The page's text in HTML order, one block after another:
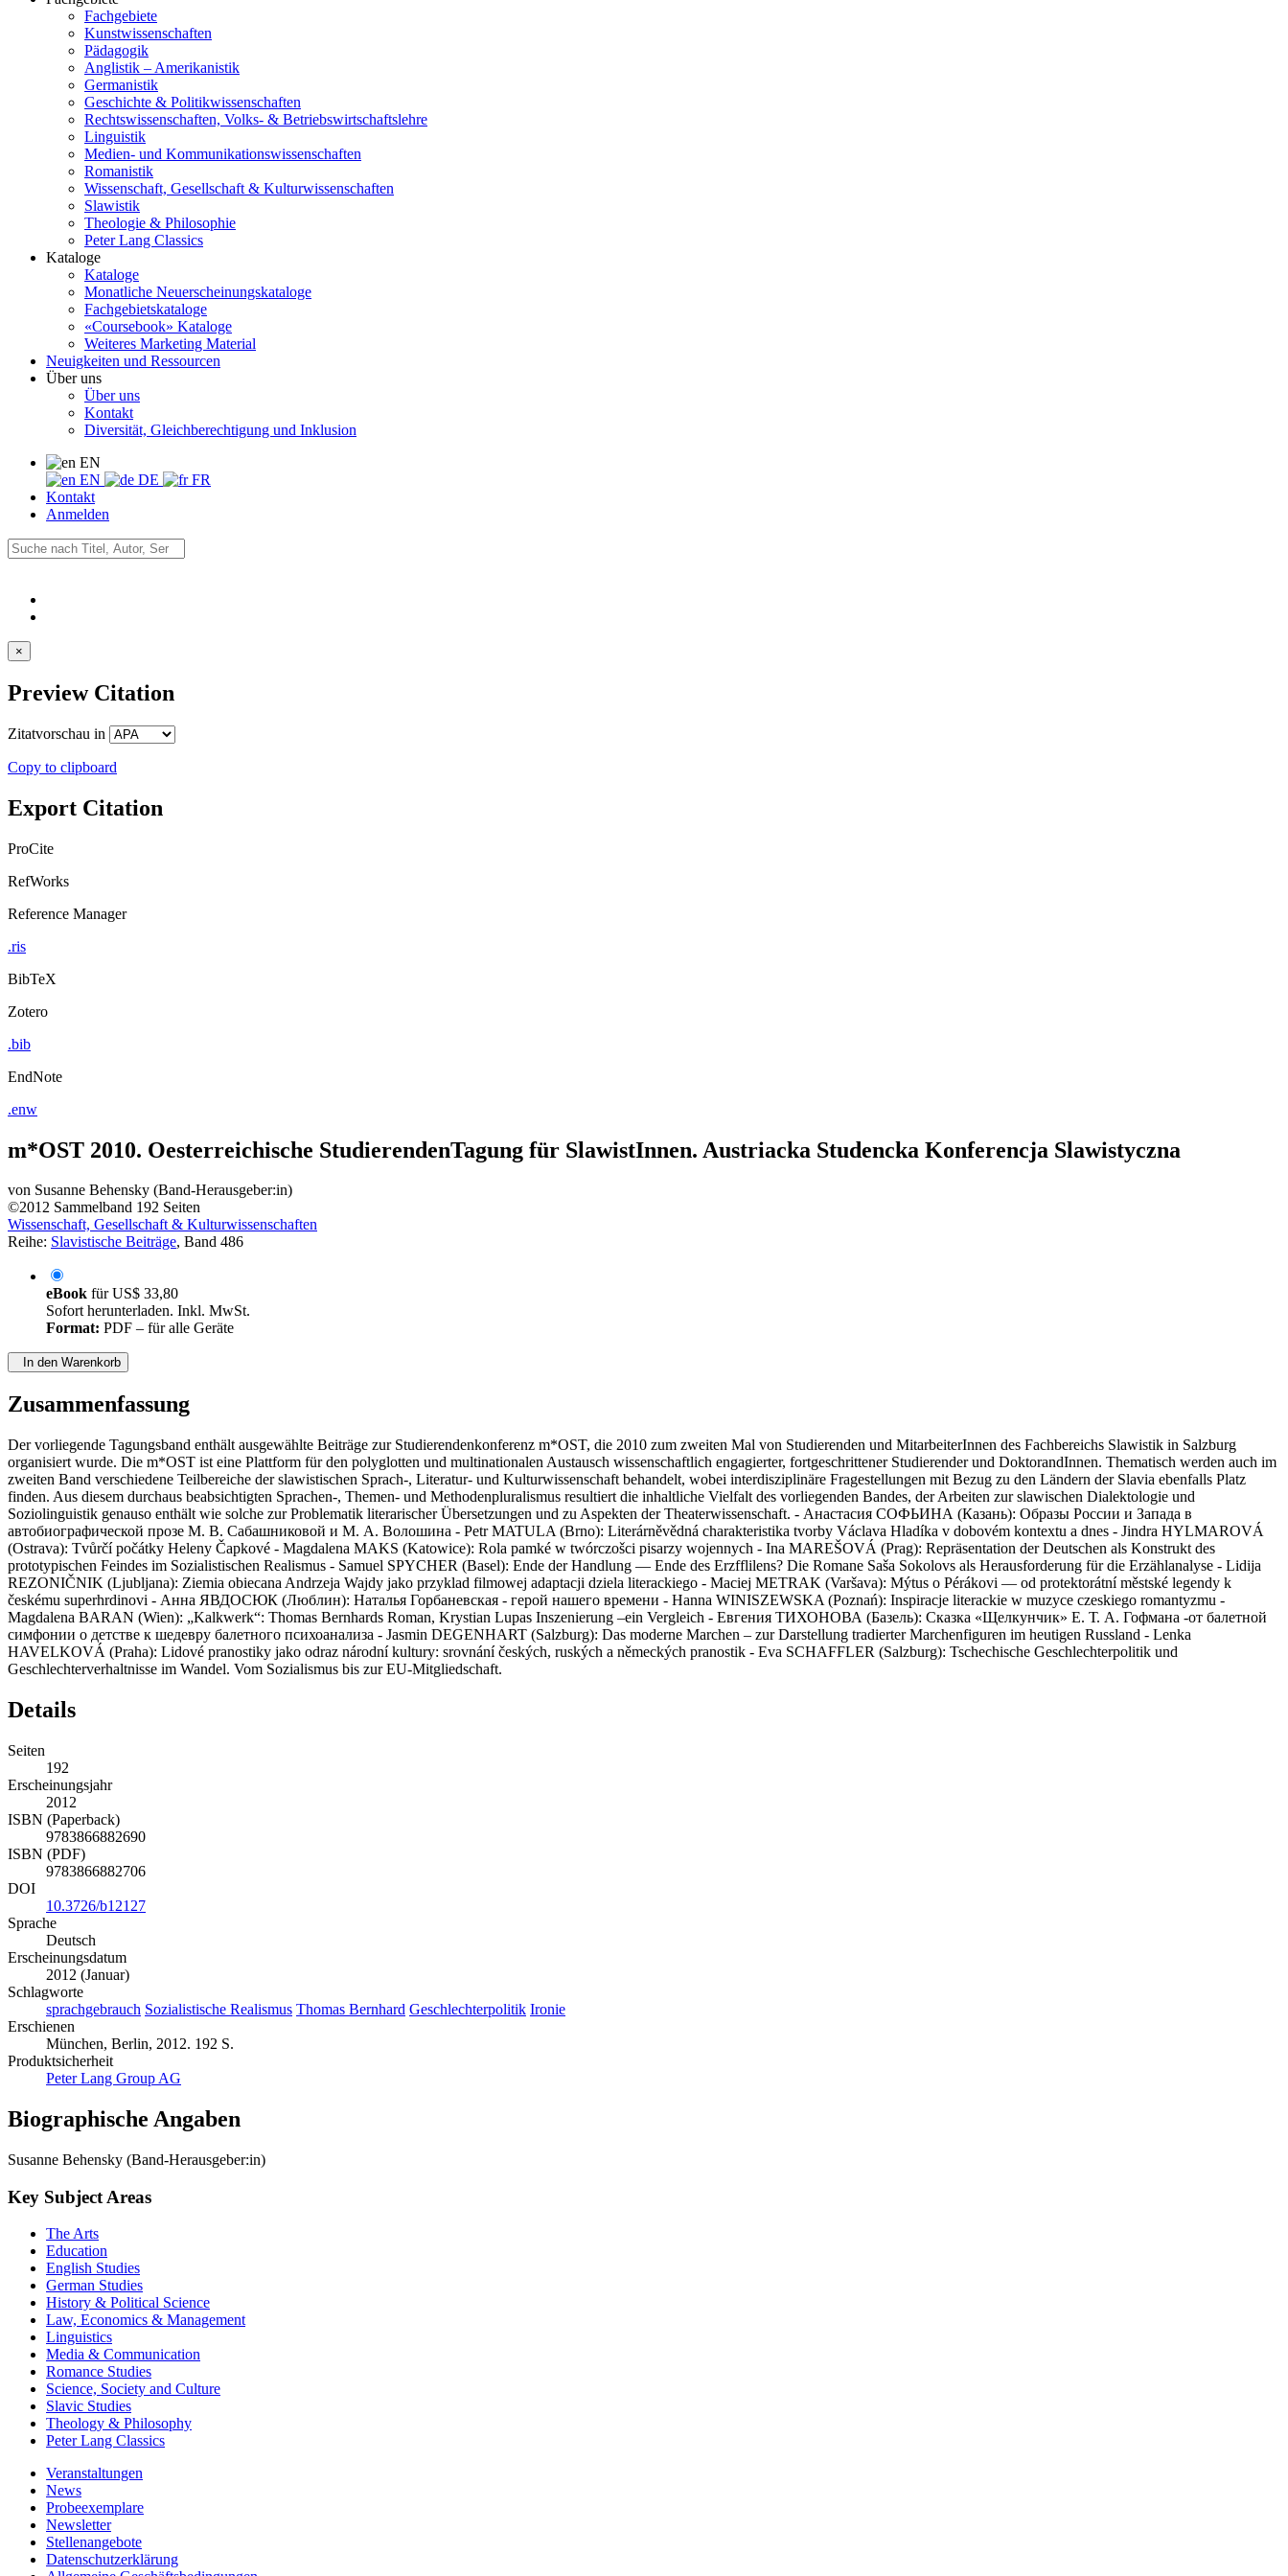
Fachgebiete
Kunstwissenschaften
Pädagogik
Anglistik – Amerikanistik
Germanistik
Geschichte & Politikwissenschaften
Rechtswissenschaften, Volks- & Betriebswirtschaftslehre
Linguistik
Medien- und Kommunikationswissenschaften
Romanistik
Wissenschaft, Gesellschaft & Kulturwissenschaften
Slawistik
Theologie & Philosophie
Peter Lang Classics
Kataloge
Kataloge
Monatliche Neuerscheinungskataloge
Fachgebietskataloge
«Coursebook» Kataloge
Weiteres Marketing Material
Neuigkeiten und Ressourcen
Über uns
Über uns
Kontakt
Diversität, Gleichberechtigung und Inklusion
EN
EN
DE
FR
Kontakt
Anmelden
×
Preview Citation
Zitatvorschau in
Copy to clipboard
Export Citation
ProCite
RefWorks
Reference Manager
.ris
BibTeX
Zotero
.bib
EndNote
.enw
m*OST 2010. Oesterreichische StudierendenTagung für SlawistInnen. Austriacka Studencka Konferencja Slawistyczna
von Susanne Behensky (Band-Herausgeber:in)
©2012 Sammelband 192 Seiten
Wissenschaft, Gesellschaft & Kulturwissenschaften
Reihe: Slavistische Beiträge, Band 486
eBook fürUS$ 33,80
Sofort herunterladen. Inkl. MwSt.
Format: PDF – für alle Geräte
In den Warenkorb
Zusammenfassung
Der vorliegende Tagungsband enthält ausgewählte Beiträge zur Studierendenkonferenz m*OST, die 2010 zum zweiten Mal von Studierenden und MitarbeiterInnen des Fachbereichs Slawistik in Salzburg
organisiert wurde. Die m*OST ist eine Plattform für den polyglotten und multinationalen Austausch wissenschaftlich engagierter, fortgeschrittener Studierender und DoktorandInnen. Thematisch werden auch im
zweiten Band verschiedene Teilbereiche der slawistischen Sprach-, Literatur- und Kulturwissenschaft behandelt, wobei interdisziplinäre Fragestellungen mit Bezug zu den Ländern der Slavia ebenfalls Platz
finden. Aus diesem durchaus beabsichtigten Sprachen-, Themen- und Methodenpluralismus resultiert die inhaltliche Vielfalt des vorliegenden Bandes, der Arbeiten zur slawischen Dialektologie und
Soziolinguistik genauso enthält wie solche zur Problematik literarischer Übersetzungen und zu Aspekten der Theaterwissenschaft. - Анастасия СОФЬИНА (Казань): Образы России и Запада в
автобиографической прозе М. В. Сабашниковой и М. А. Волошина - Petr MATULA (Brno): Literárněvědná charakteristika tvorby Václava Hladíka v dobovém kontextu a dnes - Jindra HYLMAROVÁ
(Ostrava): Tvůrčí počátky Heleny Čapkové - Magdalena MAKS (Katowice): Rola pamké w twórczošci pisarzy wojennych - Ina MAREŠOVÁ (Prag): Repräsentation der Deutschen als Konstrukt des
prototypischen Feindes im Sozialistischen Realismus - Samuel SPYCHER (Basel): Ende der Handlung — Ende des Erzfflilens? Die Romane Saša Sokolovs als Herausforderung für die Erzählanalyse - Lidija
REZONIČNIK (Ljubljana): Ziemia obiecana Andrzeja Wajdy jako przyklad filmowej adaptacji dziela literackiego - Maciej METRAK (Varšava): Mýtus o Pérákovi — od protektorátní městské legendy k
českému superhrdinovi - Анна ЯВДОСЮК (Люблин): Наталья Горбаневская - герой нашего времени - Hanna WINISZEWSKA (Poznań): Inspiracje literackie w muzyce czeskiego romantyzmu -
Magdalena BARAN (Wien): „Kalkwerk“: Thomas Bernhards Roman, Krystian Lupas Inszenierung –ein Vergleich - Евгения ТИХОНОВА (Базель): Сказка «Щелкунчик» Е. Т. А. Гофмана -от балетной
симфонии о детстве к шедевру балетного психоанализа - Jasmin DEGENHART (Salzburg): Das moderne Marchen – zur Darstellung tradierter Marchenfiguren im heutigen Russland - Lenka
HAVELKOVÁ (Praha): Lidové pranostiky jako odraz národní kultury: srovnání českých, ruských a německých pranostik - Eva SCHAFFLER (Salzburg): Tschechische Geschlechterpolitik und
Geschlechterverhaltnisse im Wandel. Vom Sozialismus bis zur EU-Mitgliedschaft.
Details
Seiten
192
Erscheinungsjahr
2012
ISBN (Paperback)
9783866882690
ISBN (PDF)
9783866882706
DOI
10.3726/b12127
Sprache
Deutsch
Erscheinungsdatum
2012 (Januar)
Schlagworte
sprachgebrauch Sozialistische Realismus Thomas Bernhard Geschlechterpolitik Ironie
Erschienen
München, Berlin, 2012. 192 S.
Produktsicherheit
Peter Lang Group AG
Biographische Angaben
Susanne Behensky (Band-Herausgeber:in)
Key Subject Areas
The Arts
Education
English Studies
German Studies
History & Political Science
Law, Economics & Management
Linguistics
Media & Communication
Romance Studies
Science, Society and Culture
Slavic Studies
Theology & Philosophy
Peter Lang Classics
Veranstaltungen
News
Probeexemplare
Newsletter
Stellenangebote
Datenschutzerklärung